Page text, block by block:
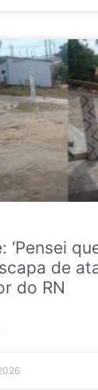
‘Pensei
de
do RN